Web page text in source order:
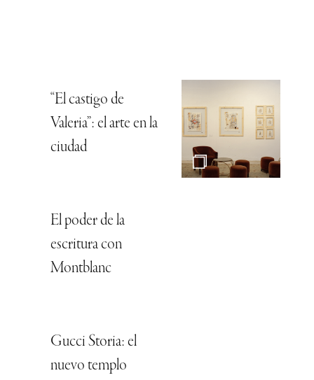
“El castigo de
Valeria”: el arte en la
ciudad
El poder de la
escritura con
Montblanc
Gucci Storia: el
nuevo templo